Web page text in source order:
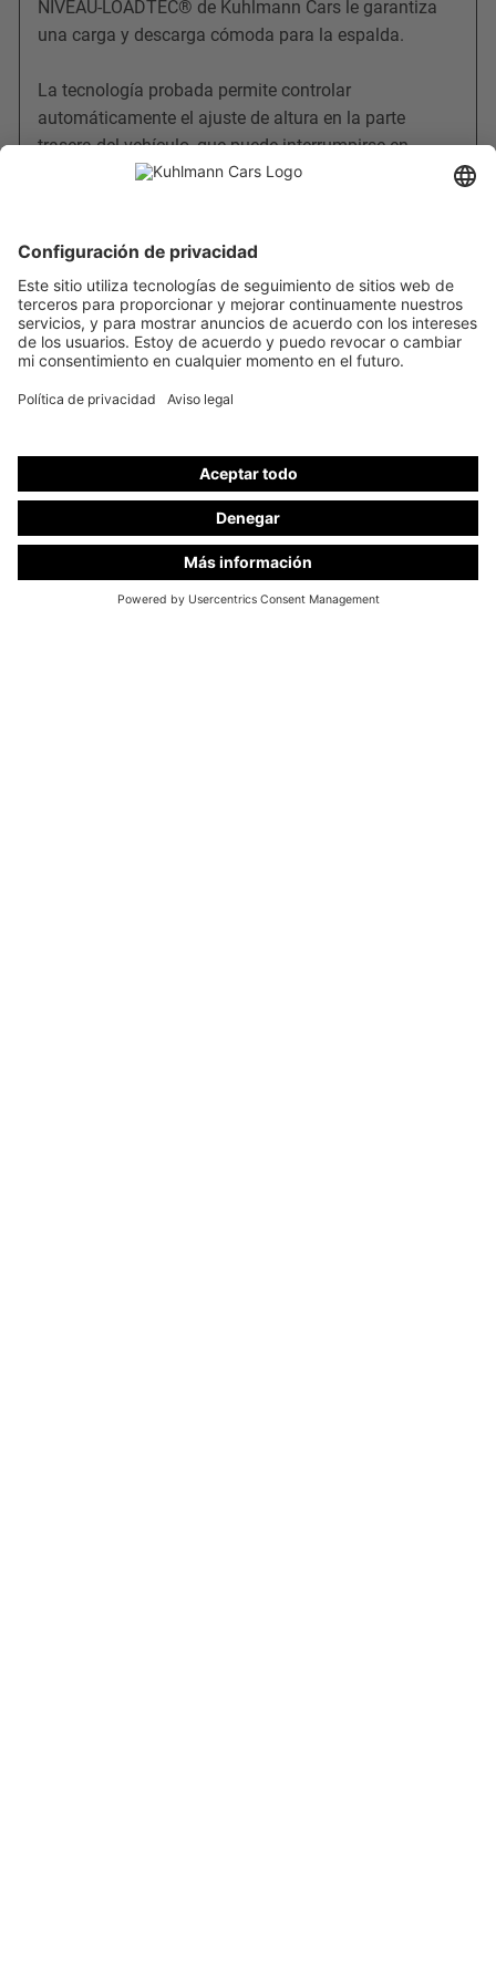
NIVEAU-LOADTEC® de Kuhlmann Cars le garantiza
una carga y descarga cómoda para la espalda.
La tecnología probada permite controlar
automáticamente el ajuste de altura en la parte
trasera del vehículo, que puede interrumpirse en
cualquier momento. En función de la versión y el tipo
Su espalda y la de sus empleados se lo agradecerán.
Este sistema es adecuado para casi todas las
furgonetas de nuestra empresa.